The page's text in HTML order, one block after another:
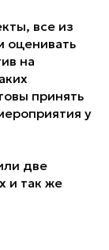
все из
оценивать
на
принять
у
две
и так же